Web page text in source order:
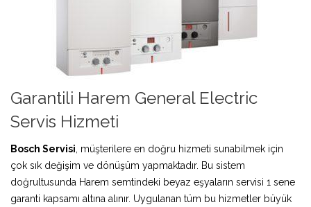
Garantili Harem General Electric
Servis Hizmeti
Bosch Servisi , müşterilere en doğru hizmeti sunabilmek için
çok sık değişim ve dönüşüm yapmaktadır. Bu sistem
doğrultusunda Harem semtindeki beyaz eşyaların servisi 1 sene
garanti kapsamı altına alınır. Uygulanan tüm bu hizmetler büyük